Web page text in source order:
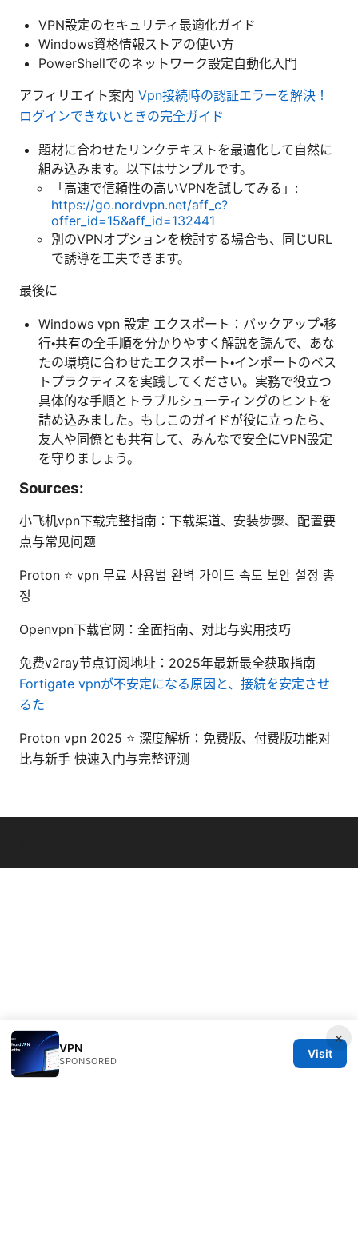
VPN設定のセキュリティ最適化ガイド
Windows資格情報ストアの使い方
PowerShellでのネットワーク設定自動化入門
アフィリエイト案内 Vpn接続時の認証エラーを解決！
ログインできないときの完全ガイド
題材に合わせたリンクテキストを最適化して自然に
組み込みます。以下はサンプルです。
「高速で信頼性の高いVPNを試してみる」:
https://go.nordvpn.net/aff_c?
offer_id=15&aff_id=132441
別のVPNオプションを検討する場合も、同じURL
で誘導を工夫できます。
最後に
Windows vpn 設定 エクスポート：バックアップ・移
行・共有の全手順を分かりやすく解説を読んで、あな
たの環境に合わせたエクスポート・インポートのベス
トプラクティスを実践してください。実務で役立つ
具体的な手順とトラブルシューティングのヒントを
詰め込みました。もしこのガイドが役に立ったら、
友人や同僚とも共有して、みんなで安全にVPN設定
を守りましょう。
Sources:
小飞机vpn下载完整指南：下载渠道、安装步骤、配置要
点与常见问题
Proton ⭐ vpn 무료 사용법 완벽 가이드 속도 보안 설정 총
정
Openvpn下载官网：全面指南、对比与实用技巧
免费v2ray节点订阅地址：2025年最新最全获取指南
Fortigate vpnが不安定になる原因と、接続を安定させ
るた
Proton vpn 2025 ⭐ 深度解析：免费版、付费版功能对
比与新手 快速入门与完整评测
×
VPN
SPONSORED
Visit